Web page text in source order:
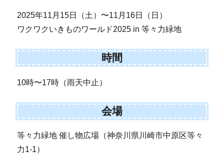
2025年11月15日（土）〜11月16日（日）
ワクワクいきものワールド2025 in 等々力緑地
時間
10時〜17時（雨天中止）
会場
等々力緑地 催し物広場（神奈川県川崎市中原区等々
力1-1）